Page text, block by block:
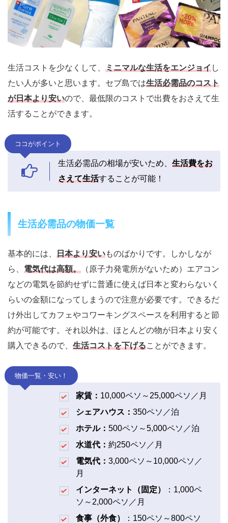
生活コストを少なくして、 ミニマルな生活をエンジョイし
たい人が多いと思います。セブ島では生活必需品のコスト
が日本より安いので、最低限のコストで出費をおさえて生
活することができます。
ココがポイント
生活必需品の相場が安いため、 生活費をお
さえて生活することが可能！
生活必需品の物価一覧
基本的には、 日本より安いものばかりです。しかしなが
ら、 電気代は高額。 （原子力発電所がないため）エアコン
などの電気を節約せずに普通に使えば日本と変わらないく
らいの金額になってしまうので注意が必要です。できるだ
け外出してカフェやコワーキングスペースを利用すると節
約が可能です。それ以外は、ほとんどの物が日本より安く
購入できるので、 生活コストを下げることができます。
物価一覧・安い！
家賃： 10,000ペソ～25,000ペソ／月
シェアハウス： 350ペソ／泊
ホテル： 500ペソ～5,000ペソ／泊
水道代： 約250ペソ／月
電気代： 3,000ペソ～10,000ペソ／
月
インターネット（固定）
：1,000ペ
ソ～2,000ペソ／月
食事（外食）
：150ペソ～800ペソ